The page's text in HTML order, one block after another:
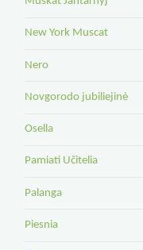
New York Muscat
Nero
Novgorodo jubiliejinė
Osella
Pamiati Učitelia
Palanga
Piesnia